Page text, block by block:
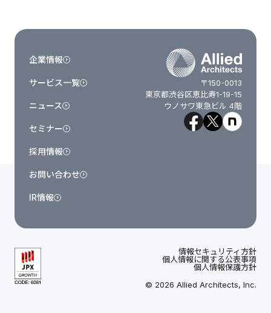
〒150-0013
東京都渋谷区恵比寿1-19-15
ウノサワ東急ビル 4階
企業情報
サービス一覧
ニュース
セミナー
採用情報
お問い合わせ
IR情報
情報セキュリティ方針
個人情報に関する公表事項
個人情報保護方針
© 2026 Allied Architects, Inc.